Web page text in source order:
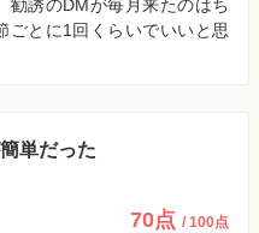
勧誘のDMが毎月来たのはち
ごとに1回くらいでいいと思
単だった
70点 / 100点